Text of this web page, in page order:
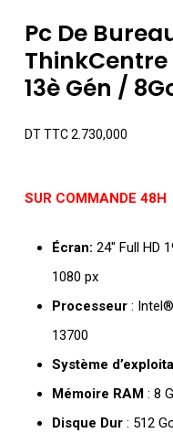
Pc De
ThinkCentre
13è Gén /
DT TTC2.730,000
SUR COMMANDE 48H
Écran: 24″ Full HD
1080 px
Processeur:
13700
Système
Mémoire RAM: 8
Disque Dur: 512